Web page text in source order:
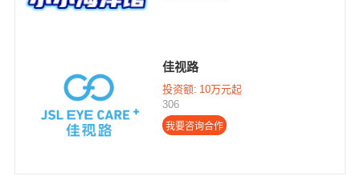
佳视路
投资额: 10万元起
306